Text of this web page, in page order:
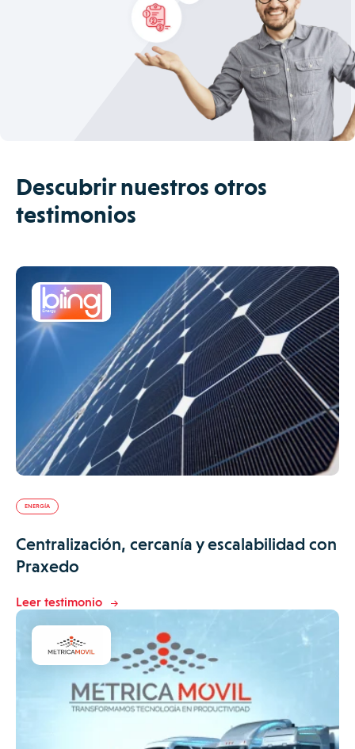
Descubrir nuestros otros
testimonios
ENERGÍA
Centralización, cercanía y escalabilidad con
Praxedo
Leer testimonio